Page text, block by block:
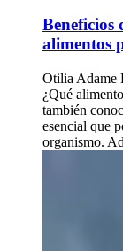
Beneficios
alimentos
Otilia Adame
¿Qué
también
esencial que
organismo.